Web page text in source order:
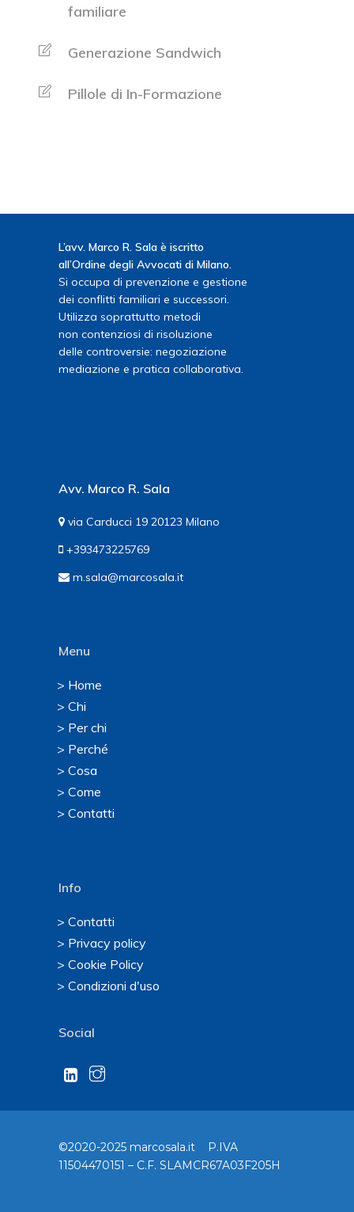
familiare
Generazione Sandwich
Pillole di In-Formazione
L’avv. Marco R. Sala è iscritto
all’Ordine degli Avvocati di Milano.
Si occupa di prevenzione e gestione
dei conflitti familiari e successori.
Utilizza soprattutto metodi
non contenziosi di risoluzione
delle controversie: negoziazione
mediazione e pratica collaborativa.
Avv. Marco R. Sala
via Carducci 19 20123 Milano
+393473225769
m.sala@marcosala.it
Menu
> Home
> Chi
> Per chi
> Perché
> Cosa
> Come
> Contatti
Info
> Contatti
> Privacy policy
> Cookie Policy
> Condizioni d'uso
Social
©2020-2025 marcosala.it P.IVA
11504470151 – C.F. SLAMCR67A03F205H